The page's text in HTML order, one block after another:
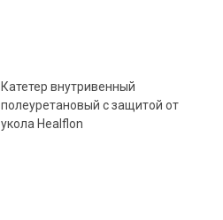
Катетер внутривенный
полеуретановый с защитой от
укола Healflon